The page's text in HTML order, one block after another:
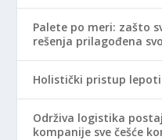
Palete po meri: zašto
rešenja prilagođena
Holistički pristup
Održiva logistika
kompanije sve češće